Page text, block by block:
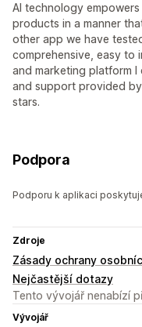
AI technology
products in a manner
other app we have
comprehensive, easy to
and marketing platform
and support provided
stars.
Podpora
Podporu k aplikaci
Zdroje
Zásady ochrany
Nejčastější dotazy
Tento vývojář nenabízí
Vývojář